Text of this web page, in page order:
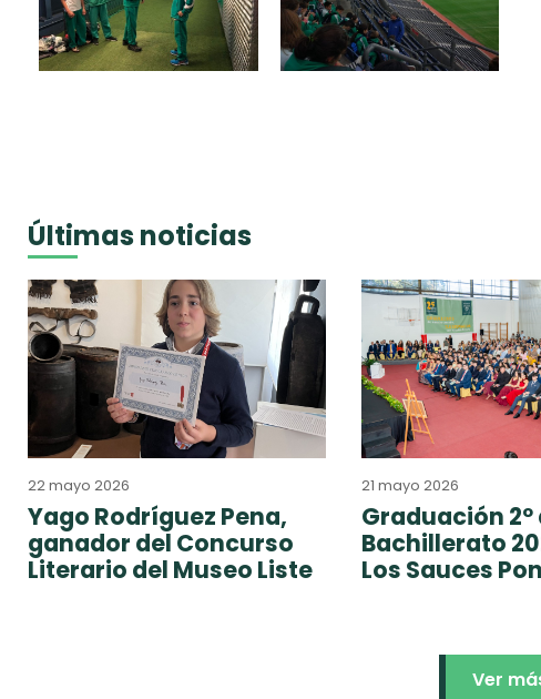
Últimas noticias
22 mayo 2026
Yago Rodríguez Pena,
ganador del Concurso
Literario del Museo Liste
21 mayo 2026
Graduación 2º
Bachillerato
Los Sauces
Ver